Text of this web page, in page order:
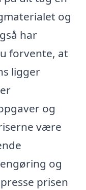
og
har
forvente, at
ligger
og
være
og
prisen